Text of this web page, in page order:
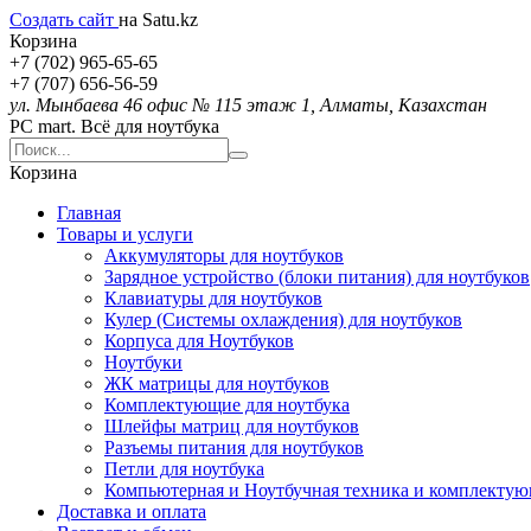
Создать сайт на Satu.kz
Корзина
+7 (702) 965-65-65
+7 (707) 656-56-59
ул. Мынбаева 46 офис № 115 этаж 1, Алматы, Казахстан
PC mart. Всё для ноутбука
Корзина
Главная
Товары и услуги
Аккумуляторы для ноутбуков
Зарядное устройство (блоки питания) для ноутбуков
Клавиатуры для ноутбуков
Кулер (Системы охлаждения) для ноутбуков
Корпуса для Ноутбуков
Ноутбуки
ЖК матрицы для ноутбуков
Комплектующие для ноутбука
Шлейфы матриц для ноутбуков
Разъемы питания для ноутбуков
Петли для ноутбука
Компьютерная и Ноутбучная техника и
Доставка и оплата